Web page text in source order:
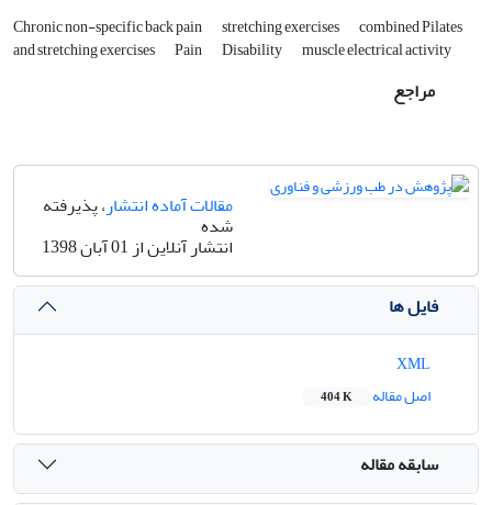
Chronic non-specific back pain stretching exercises combined Pilates
and stretching exercises Pain Disability muscle electrical activity
مراجع
مقالات آماده انتشار، پذیرفته
شده
انتشار آنلاین از 01 آبان 1398
فایل ها
اصل مقاله
404 K
سابقه مقاله